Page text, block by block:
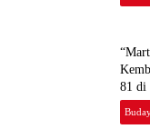
81 di